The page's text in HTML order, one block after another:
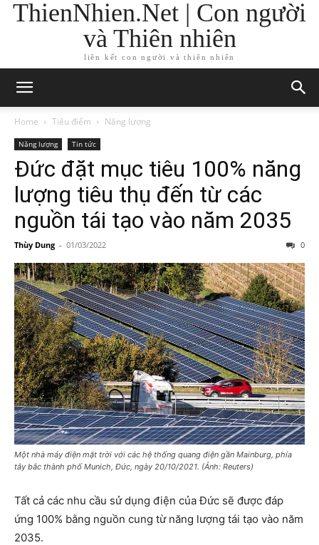
ThienNhien.Net | Con người
và Thiên nhiên
liên kết con người và thiên nhiên
Home Tiêu điểm Năng lượng
Năng lượng Tin tức
Đức đặt mục tiêu 100% năng
lượng tiêu thụ đến từ các
nguồn tái tạo vào năm 2035
Thùy Dung - 01/03/2022 0
Một nhà máy điện mặt trời với các hệ thống quang điện gần Mainburg, phía
tây bắc thành phố Munich, Đức, ngày 20/10/2021. (Ảnh: Reuters)
Tất cả các nhu cầu sử dụng điện của Đức sẽ được đáp
ứng 100% bằng nguồn cung từ năng lượng tái tạo vào năm
2035.